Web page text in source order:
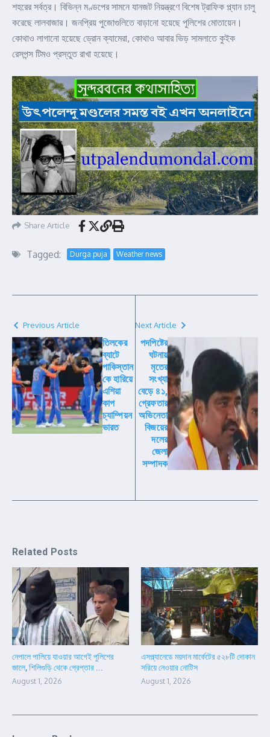
শহরের সর্বত্র। বিভিন্ন মণ্ডপের সামনে যানজট নিয়ন্ত্রণে বিশেষ ট্রাফিক প্ল্যান চালু
করেছে লালবাজার। জনপ্রিয় পুজোগুলিতে বাড়ানো হয়েছে পুলিশের মোতায়েন।
কোথাও লাগানো হয়েছে ড্রোন ক্যামেরা, কোথাও আবার ভিড় সামলাতে কুইক
রেসপন্স টিমও প্রস্তুত রাখা হয়েছে।
Share Article
Tagged: Durga puja Weather news
Previous Article
তিলকের
ব্যাটে
পাকিস্তান
কে হারিয়ে
এশিয়া
কাপ
চ্যাম্পিয়ন
ভারত
Next Article
পদপিষ্টের
ঘটনায়
মৃতের
সংখ্যা
বেড়ে ৪১,
গ্রেফতার
অভিনেতা
বিজয়ের
দলের
জেলা
সম্পাদক
Related Posts
নেপালে পালিয়ে যাওয়ার আগেই পুলিশের
জালে, শিলিগুড়ি থেকে গ্রেপ্তার ...
August 1, 2026
এসপ্ল্যানেডে ময়দান মার্কেটের ৫২৮টি দোকান
সরিয়ে নেওয়ার নোটিস
August 1, 2026